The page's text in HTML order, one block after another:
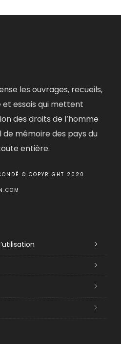
les ouvrages, recueils,
essais qui mettent
des droits de l’homme
mémoire des pays du
entière.
© COPYRIGHT 2020